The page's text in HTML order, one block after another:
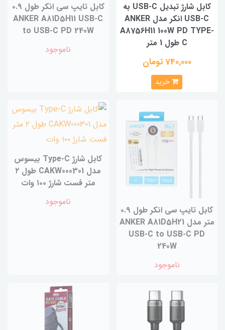
کابل شارژ تبدیل USB-C به
USB-C انکر مدل ANKER
A8756H11 100W PD TYPE-
C طول 1 متر
740,000 تومان
خرید
کابل تایپ سی انکر طول ۰.۹
ANKER A81D5H11 USB-C
to USB-C PD 240W
ناموجود
کابل تایپ سی انکر طول ۰.۹
متر مدل ANKER A81D5H21
USB-C to USB-C PD
240W
ناموجود
کابل شارژ Type-C بیسوس
مدل CAKW000301 طول ۲
متر فست شارژ ۱۰۰ وات
ناموجود